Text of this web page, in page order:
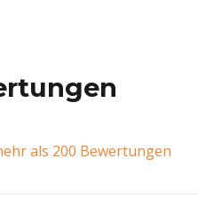
als 200 Bewertungen